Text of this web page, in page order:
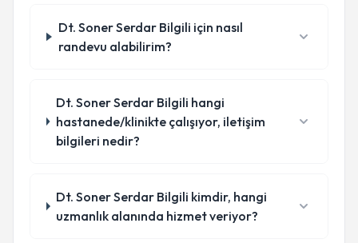
Dt. Soner Serdar Bilgili için nasıl
randevu alabilirim?
Dt. Soner Serdar Bilgili hangi
hastanede/klinikte çalışıyor, iletişim
bilgileri nedir?
Dt. Soner Serdar Bilgili kimdir, hangi
uzmanlık alanında hizmet veriyor?